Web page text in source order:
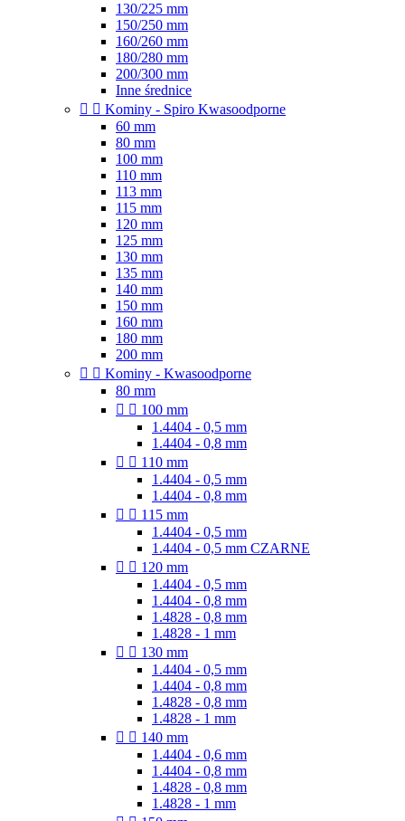
130/225 mm
150/250 mm
160/260 mm
180/280 mm
200/300 mm
Inne średnice
  Kominy - Spiro Kwasoodporne
60 mm
80 mm
100 mm
110 mm
113 mm
115 mm
120 mm
125 mm
130 mm
135 mm
140 mm
150 mm
160 mm
180 mm
200 mm
  Kominy - Kwasoodporne
80 mm
  100 mm
1.4404 - 0,5 mm
1.4404 - 0,8 mm
  110 mm
1.4404 - 0,5 mm
1.4404 - 0,8 mm
  115 mm
1.4404 - 0,5 mm
1.4404 - 0,5 mm CZARNE
  120 mm
1.4404 - 0,5 mm
1.4404 - 0,8 mm
1.4828 - 0,8 mm
1.4828 - 1 mm
  130 mm
1.4404 - 0,5 mm
1.4404 - 0,8 mm
1.4828 - 0,8 mm
1.4828 - 1 mm
  140 mm
1.4404 - 0,6 mm
1.4404 - 0,8 mm
1.4828 - 0,8 mm
1.4828 - 1 mm